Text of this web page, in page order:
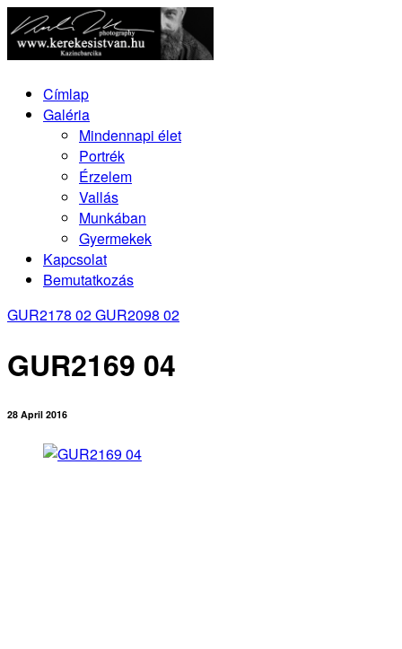
Címlap
Galéria
Mindennapi élet
Portrék
Érzelem
Vallás
Munkában
Gyermekek
Kapcsolat
Bemutatkozás
GUR2178 02GUR2098 02
GUR2169 04
28 April 2016